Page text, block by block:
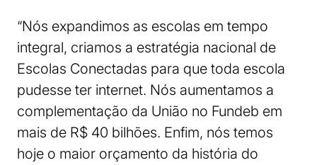
“Nós expandimos as escolas em tempo
integral, criamos a estratégia nacional de
Escolas Conectadas para que toda escola
pudesse ter internet. Nós aumentamos a
complementação da União no Fundeb em
mais de R$ 40 bilhões. Enfim, nós temos
hoje o maior orçamento da história do